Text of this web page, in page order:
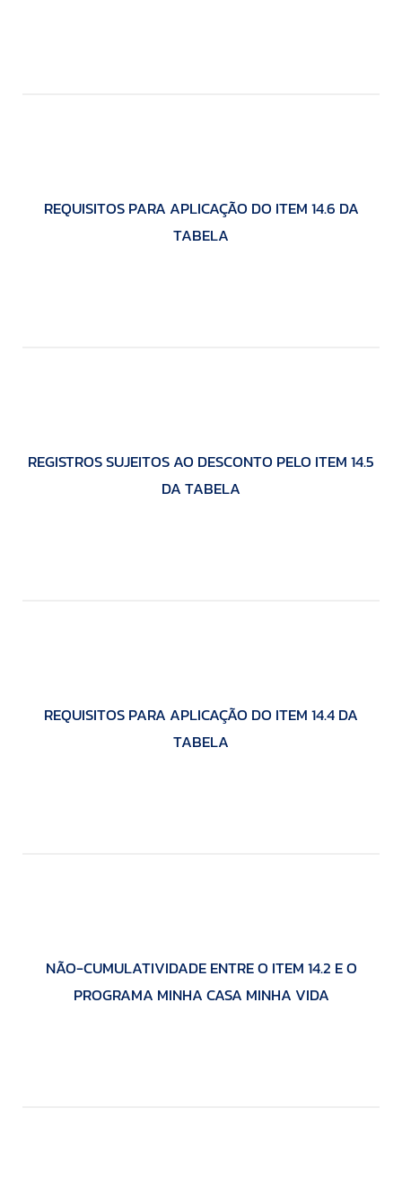
REQUISITOS PARA APLICAÇÃO DO ITEM 14.6 DA
TABELA
REGISTROS SUJEITOS AO DESCONTO PELO ITEM 14.5
DA TABELA
REQUISITOS PARA APLICAÇÃO DO ITEM 14.4 DA
TABELA
NÃO-CUMULATIVIDADE ENTRE O ITEM 14.2 E O
PROGRAMA MINHA CASA MINHA VIDA